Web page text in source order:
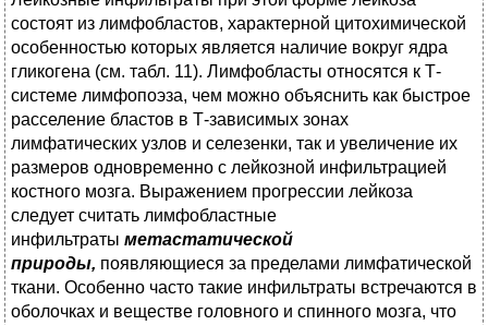
состоят из лимфобластов, характерной цитохимической
особенностью которых является наличие вокруг ядра
гликогена (см. табл. 11). Лимфобласты относятся к Т-
системе лимфопоэза, чем можно объяснить как быстрое
расселение бластов в Т-зависимых зонах
лимфатических узлов и селезенки, так и увеличение их
размеров одновременно с лейкозной инфильтрацией
костного мозга. Выражением прогрессии лейкоза
следует считать лимфобластные
инфильтраты метастатической
природы, появляющиеся за пределами лимфатической
ткани. Особенно часто такие инфильтраты встречаются в
оболочках и веществе головного и спинного мозга, что